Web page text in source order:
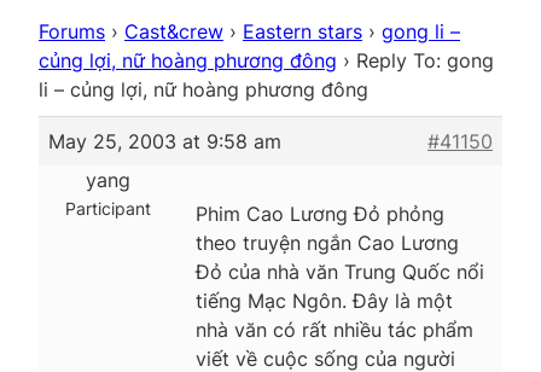
Forums › Cast&crew › Eastern stars › gong li –
củng lợi, nữ hoàng phương đông › Reply To: gong
li – củng lợi, nữ hoàng phương đông
May 25, 2003 at 9:58 am
#41150
yang
Participant
Phim Cao Lương Đỏ phỏng
theo truyện ngắn Cao Lương
Đỏ của nhà văn Trung Quốc nổi
tiếng Mạc Ngôn. Đây là một
nhà văn có rất nhiều tác phẩm
viết về cuộc sống của người